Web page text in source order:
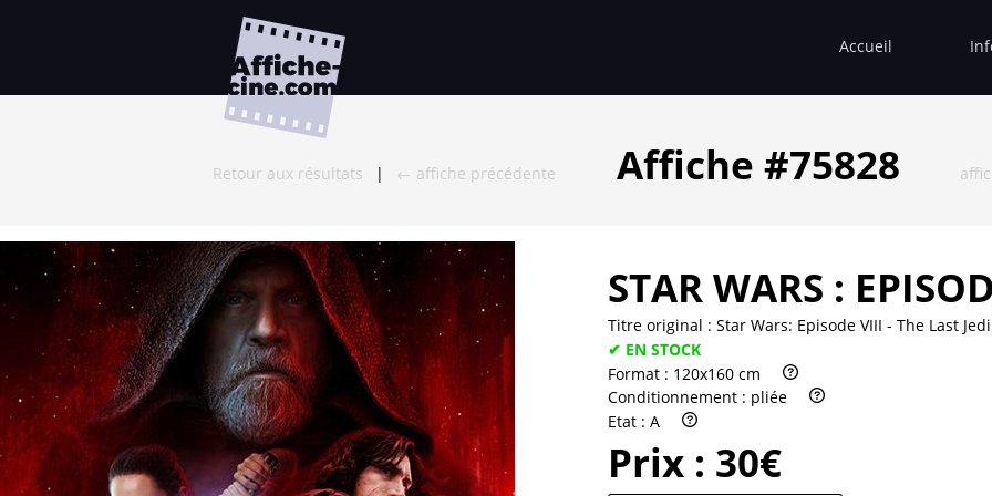
Accueil
Retour aux résultats | ← affiche précédente Affiche #75828
STAR WARS :
Titre original : Star Wars: Episode VIII - The Last Jedi
✔ EN STOCK
Format : 120x160 cm
Conditionnement : pliée
Etat : A
Prix : 30€